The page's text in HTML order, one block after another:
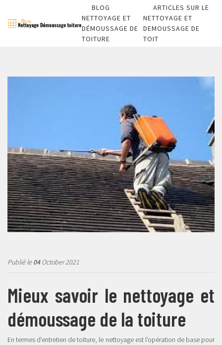
BLOG
NETTOYAGE ET
DÉMOUSSAGE DE
TOITURE
ARTICLES SUR LE
NETTOYAGE ET
DEMOUSSAGE DE
TOIT
Publié le04October 2021
Mieux savoir le nettoyage et
démoussage de la toiture
En termes d’entretien de toiture, le nettoyage est l’opération de base pour